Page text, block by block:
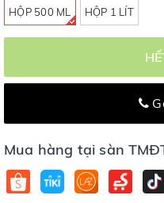
HỘP 500 ML HỘP 1 LÍT
Mua hàng tại sàn